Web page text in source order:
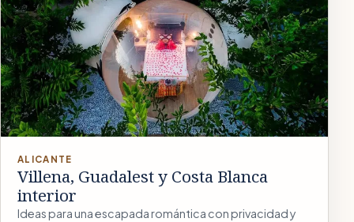
ALICANTE
Villena, Guadalest y Costa Blanca
interior
Ideas para una escapada romántica con privacidad y